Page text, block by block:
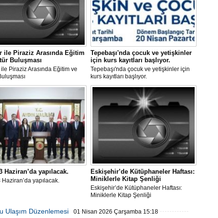
ile Piraziz Arasında Eğitim
Buluşması
Piraziz Arasında Eğitim ve
Tepebaşı'nda çocuk ve yetişkinler
için kurs kayıtları başlıyor.
Tepebaşı'nda çocuk ve yetişkinler için
kurs kayıtları başlıyor.
Haziran’da yapılacak.
Haziran’da yapılacak.
Eskişehir’de Kütüphaneler Haftası:
Miniklerle Kitap Şenliği
Eskişehir’de Kütüphaneler Haftası:
Miniklerle Kitap Şenliği
Ulaşım Düzenlemesi 01 Nisan 2026 Çarşamba 15:18